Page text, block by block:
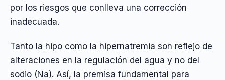
por los riesgos que conlleva una corrección
inadecuada.
Tanto la hipo como la hipernatremia son reflejo de
alteraciones en la regulación del agua y no del
sodio (Na). Así, la premisa fundamental para